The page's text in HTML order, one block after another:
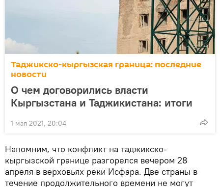
Таджикско-кыргызская граница: последние
новости
О чем договорились власти
Кыргызстана и Таджикистана: итоги
1 мая 2021, 20:04
Напомним, что конфликт на таджикско-
кыргызской границе разгорелся вечером 28
апреля в верховьях реки Исфара. Две страны в
течение продолжительного времени не могут